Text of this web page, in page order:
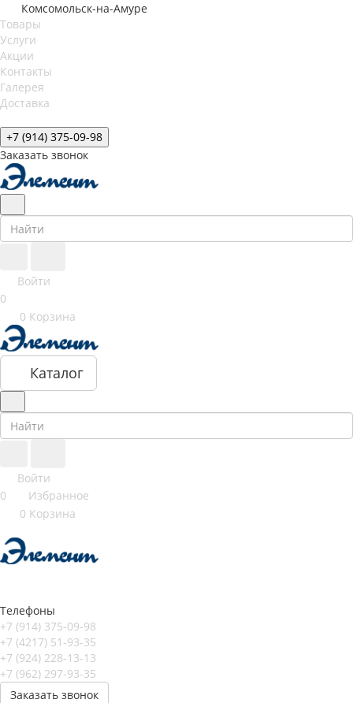
Комсомольск-на-Амуре
Товары
Услуги
Акции
Контакты
Галерея
Доставка
+7 (914) 375-09-98
Заказать звонок
Войти
0
0 Корзина
Каталог
Войти
0
Избранное
0 Корзина
Телефоны
+7 (914) 375-09-98
+7 (4217) 51-93-35
+7 (924) 228-13-13
+7 (962) 297-93-35
Заказать звонок